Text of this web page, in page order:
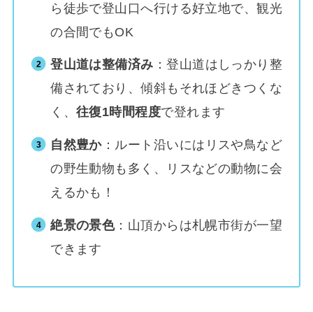
ら徒歩で登山口へ行ける好立地で、観光
の合間でもOK
登山道は整備済み ：登山道はしっかり整
備されており、傾斜もそれほどきつくな
く、 往復1時間程度で登れます
自然豊か：ルート沿いにはリスや鳥など
の野生動物も多く、リスなどの動物に会
えるかも！
絶景の景色：山頂からは札幌市街が一望
できます